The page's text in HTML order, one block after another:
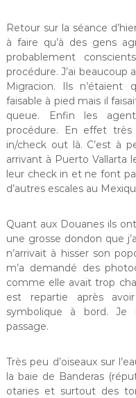
Retour sur la séance
à faire qu’à des gens
probablement
procédure. J’ai beaucoup
Migracion. Ils n’étaient
faisable à pied mais il
queue. Enfin les
procédure. En effet
in/check out là. C’est à
arrivant à Puerto Vallarta
leur check in et ne font
d’autres escales au
Quant aux Douanes ils
une grosse dondon que
n’arrivait à hisser son
m’a demandé des
comme elle avait trop
est repartie après
symbolique à bord. Je
passage.
Très peu d’oiseaux sur
la baie de Banderas
otaries et surtout des